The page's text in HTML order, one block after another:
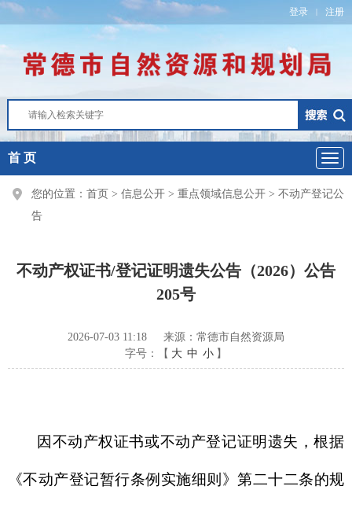
登录 | 注册
首 页
您的位置： 首页 > 信息公开 > 重点领域信息公开 > 不动产登记公
告
不动产权证书/登记证明遗失公告（2026）公告
205号
2026-07-03 11:18
来源：常德市自然资源局
字号：【 大 中 小 】
因不动产权证书或不动产登记证明遗失，根据
《不动产登记暂行条例实施细则》第二十二条的规